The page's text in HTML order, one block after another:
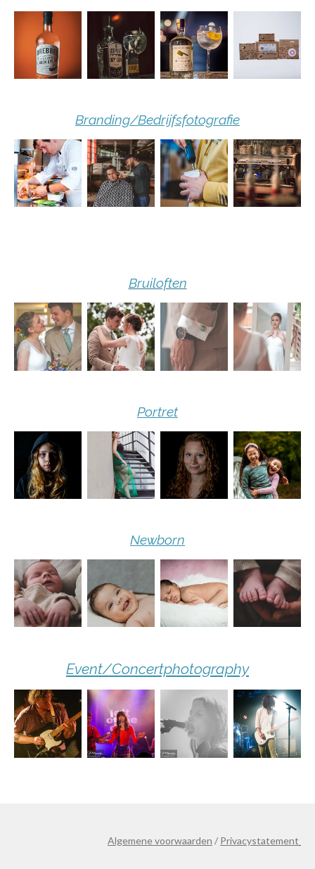
Branding/Bedrijfsfotografie
Bruiloften
Portret
Newborn
Event/Concertphotography
Algemene voorwaarden / Privacystatement